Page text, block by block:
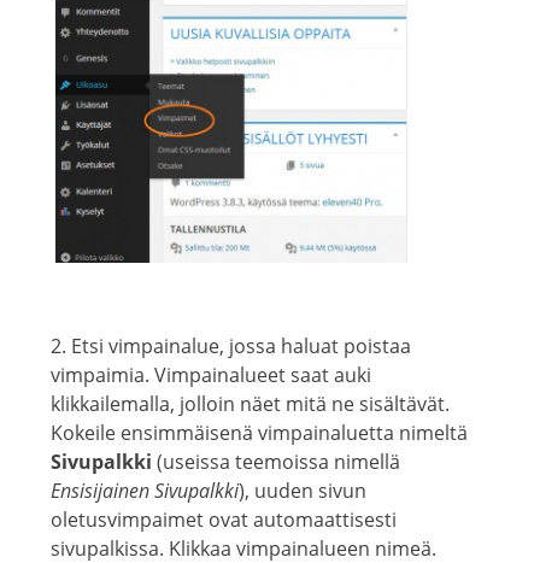
2. Etsi vimpainalue, jossa haluat poistaa
vimpaimia. Vimpainalueet saat auki
klikkailemalla, jolloin näet mitä ne sisältävät.
Kokeile ensimmäisenä vimpainaluetta nimeltä
Sivupalkki (useissa teemoissa nimellä
Ensisijainen Sivupalkki), uuden sivun
oletusvimpaimet ovat automaattisesti
sivupalkissa. Klikkaa vimpainalueen nimeä.